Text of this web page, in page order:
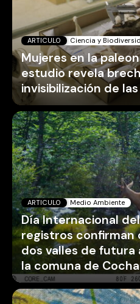
ARTICULO Ciencia y
Mujeres en la
estudio revela
invisibilización de
ARTICULO Medio Ambiente
Día Internacional
registros
dos valles de futura
la comuna de